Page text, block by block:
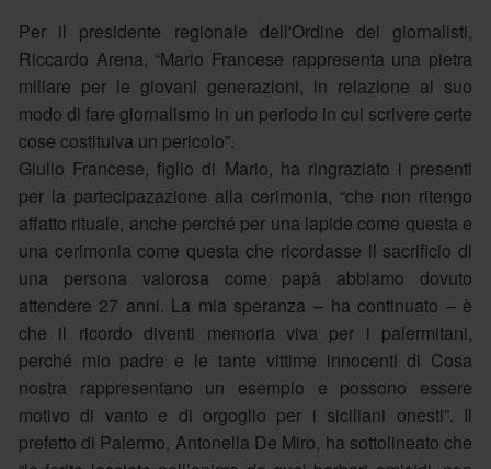
Per il presidente regionale dell'Ordine dei giornalisti,
Riccardo Arena, “Mario Francese rappresenta una pietra
miliare per le giovani generazioni, in relazione al suo
modo di fare giornalismo in un periodo in cui scrivere certe
cose costituiva un pericolo”.
Giulio Francese, figlio di Mario, ha ringraziato i presenti
per la partecipazazione alla cerimonia, “che non ritengo
affatto rituale, anche perché per una lapide come questa e
una cerimonia come questa che ricordasse il sacrificio di
una persona valorosa come papà abbiamo dovuto
attendere 27 anni. La mia speranza – ha continuato – è
che il ricordo diventi memoria viva per i palermitani,
perché mio padre e le tante vittime innocenti di Cosa
nostra rappresentano un esempio e possono essere
motivo di vanto e di orgoglio per i siciliani onesti”. Il
prefetto di Palermo, Antonella De Miro, ha sottolineato che